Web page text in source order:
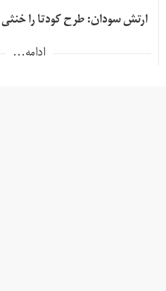
ارتش سودان: طرح کودتا را
ادامه...